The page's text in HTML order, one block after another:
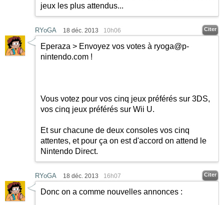
jeux les plus attendus...
RYoGA 18 déc. 2013 10h06 Citer
Eperaza > Envoyez vos votes à ryoga@p-
nintendo.com !
Vous votez pour vos cinq jeux préférés sur 3DS,
vos cinq jeux préférés sur Wii U.
Et sur chacune de deux consoles vos cinq
attentes, et pour ça on est d'accord on attend le
Nintendo Direct.
RYoGA 18 déc. 2013 16h07 Citer
Donc on a comme nouvelles annonces :